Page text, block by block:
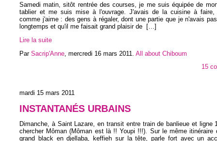
Samedi matin, sitôt rentrée des courses, je me suis équipée de
tablier et me suis mise à l'ouvrage. J'avais de la cuisine à
comme j'aime : des gens à régaler, dont une partie que je n'avais
longtemps et qu'il me faisait grand plaisir de
[…]
Lire la suite
Par Sacrip'Anne mercredi 16 mars 2011 All about Chiboum
15
mardi 15 mars 2011
INSTANTANÉS URBAINS
Dimanche, à Saint Lazare, en transit entre train de banlieue et ligne
chercher Môman (Môman est là !! Youpi !!!). Sur le même itinéraire
grand black en djellaba, keffieh sur la tête, parle fort avec un